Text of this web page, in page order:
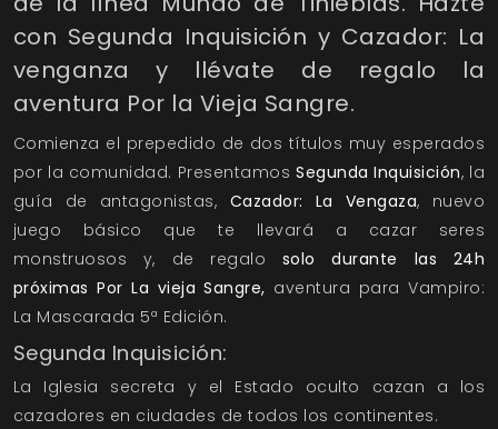
con Segunda Inquisición y Cazador: La
venganza y llévate de regalo la
aventura Por la Vieja Sangre.
Comienza el prepedido de dos títulos muy esperados
por la comunidad. PresentamosSegunda Inquisición, la
guía de antagonistas, Cazador: La Vengaza, nuevo
juego básico que te llevará a cazar seres
monstruosos y, de regalo solo durante las 24h
próximas Por La vieja Sangre, aventura para Vampiro:
La Mascarada 5ª Edición.
Segunda Inquisición:
La Iglesia secreta y el Estado oculto cazan a los
cazadores en ciudades de todos los continentes.